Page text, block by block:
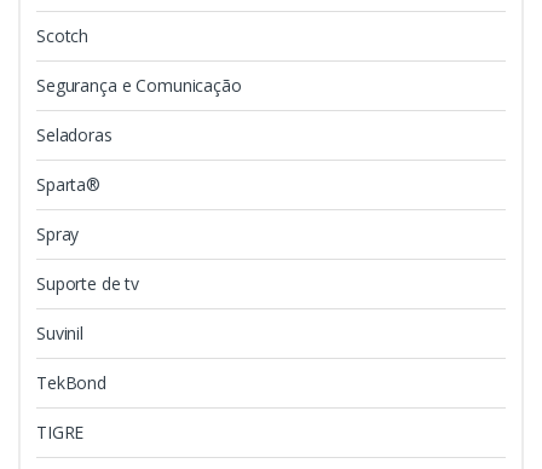
Scotch
Segurança e Comunicação
Seladoras
Sparta®
Spray
Suporte de tv
Suvinil
TekBond
TIGRE